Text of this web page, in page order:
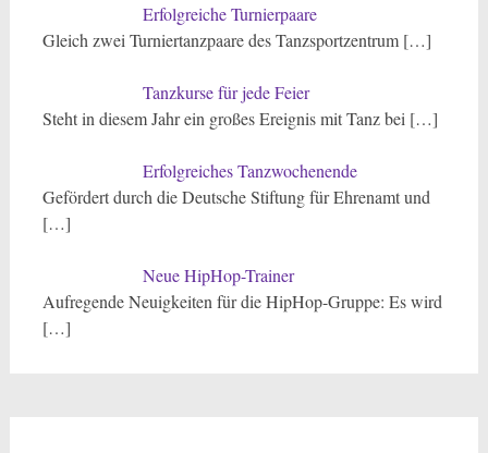
Erfolgreiche Turnierpaare
Gleich zwei Turniertanzpaare des Tanzsportzentrum […]
Tanzkurse für jede Feier
Steht in diesem Jahr ein großes Ereignis mit Tanz bei […]
Erfolgreiches Tanzwochenende
Gefördert durch die Deutsche Stiftung für Ehrenamt und
[…]
Neue HipHop-Trainer
Aufregende Neuigkeiten für die HipHop-Gruppe: Es wird
[…]